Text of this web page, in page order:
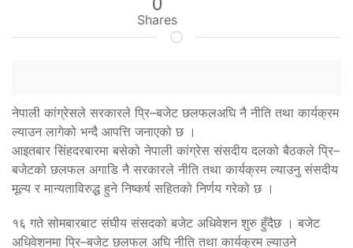
Shares
नेपाली कांग्रेसले सरकारले प्रि–बजेट छलफलअघि नै नीति तथा कार्यक्रम
ल्याउन लागेको भन्दै आपत्ति जनाएको छ ।
आइतबार सिंहदरबारमा बसेको नेपाली कांग्रेस संसदीय दलको बैठकले प्रि–
बजेटको छलफल अगाडि नै सरकारले नीति तथा कार्यक्रम ल्याउनु संसदीय
मूल्य र मान्यताविरुद्ध हुने निष्कर्ष सहितको निर्णय गरेको छ ।
१६ गते सोमबारबाट संघीय संसदको बजेट अधिवेशन शुरु हुँदैछ । बजेट
अधिवेशनमा प्रि–बजेट छलफल अघि नीति तथा कार्यक्रम ल्याउने